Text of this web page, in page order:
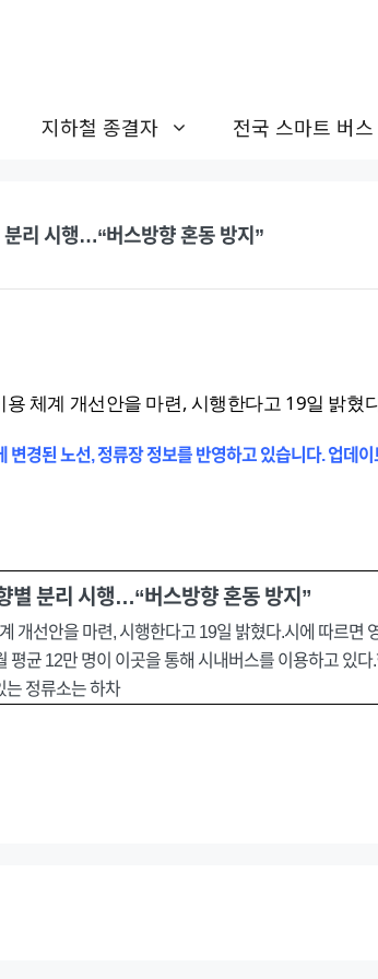
지하철 종결자 전국 스마트 버스
리 시행…“버스방향 혼동 방지”
체계 개선안을 마련, 시행한다고 19일 밝혔
경된 노선, 정류장 정보를 반영하고 있습니다. 업데
별 분리 시행…“버스방향 혼동 방지”
개선안을 마련, 시행한다고 19일 밝혔다.시에 따르면
평균 12만 명이 이곳을 통해 시내버스를 이용하고 있
는 정류소는 하차